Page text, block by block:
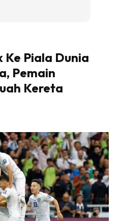
Ke Piala Dunia
Pemain
Kereta